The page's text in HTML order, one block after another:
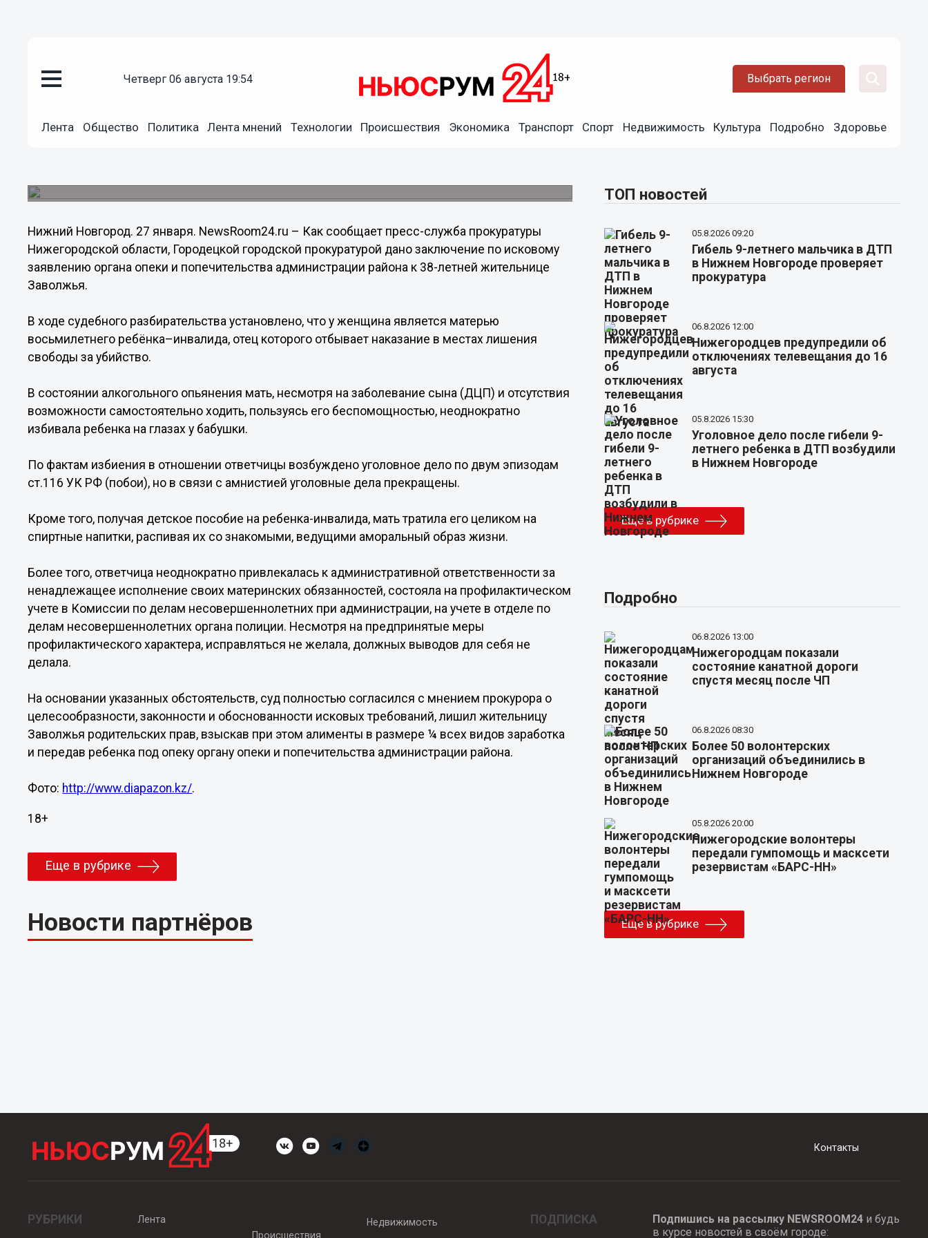
четверг 06 августа 19:54 Выбрать регион
Лента Общество Политика Лента мнений Технологии Происшествия Экономика Транспорт Спорт Недвижимость Культура Подробно Здоровье
Лишена прав нижегородка, неоднократно избивавшая
Нижний Новгород. 27 января. NewsRoom24.ru – Как сообщает пресс-служба прокуратуры
Нижегородской области, Городецкой городской прокуратурой дано заключение по исковому
заявлению органа опеки и попечительства администрации района к 38-летней жительнице
Заволжья.
В ходе судебного разбирательства установлено, что у женщина является матерью
восьмилетнего ребёнка–инвалида, отец которого отбывает наказание в местах лишения
свободы за убийство.
В состоянии алкогольного опьянения мать, несмотря на заболевание сына (ДЦП) и отсутствия
возможности самостоятельно ходить, пользуясь его беспомощностью, неоднократно
избивала ребенка на глазах у бабушки.
По фактам избиения в отношении ответчицы возбуждено уголовное дело по двум эпизодам
ст.116 УК РФ (побои), но в связи с амнистией уголовные дела прекращены.
Кроме того, получая детское пособие на ребенка-инвалида, мать тратила его целиком на
спиртные напитки, распивая их со знакомыми, ведущими аморальный образ жизни.
Более того, ответчица неоднократно привлекалась к административной ответственности за
ненадлежащее исполнение своих материнских обязанностей, состояла на профилактическом
учете в Комиссии по делам несовершеннолетних при администрации, на учете в отделе по
делам несовершеннолетних органа полиции. Несмотря на предпринятые меры
профилактического характера, исправляться не желала, должных выводов для себя не
делала.
На основании указанных обстоятельств, суд полностью согласился с мнением прокурора о
целесообразности, законности и обоснованности исковых требований, лишил жительницу
Заволжья родительских прав, взыскав при этом алименты в размере ¼ всех видов заработка
и передав ребенка под опеку органу опеки и попечительства администрации района.
Фото: http://www.diapazon.kz/.
18+
Еще в рубрике
Новости партнёров
ТОП новостей
05.8.2026 09:20
Гибель 9-летнего мальчика в ДТП
в Нижнем Новгороде проверяет
прокуратура
06.8.2026 12:00
Нижегородцев предупредили об
отключениях телевещания до 16
августа
05.8.2026 15:30
Уголовное дело после гибели 9-
летнего ребенка в ДТП возбудили
в Нижнем Новгороде
Еще в рубрике
Подробно
06.8.2026 13:00
Нижегородцам показали
состояние канатной дороги
спустя месяц после ЧП
06.8.2026 08:30
Более 50 волонтерских
организаций объединились в
Нижнем Новгороде
05.8.2026 20:00
Нижегородские волонтеры
передали гумпомощь и масксети
резервистам «БАРС-НН»
Еще в рубрике
Контакты
РУБРИКИ
Лента
Происшествия
Недвижимость ПОДПИСКА Подпишись на рассылку NEWSROOM24и будь
в курсе новостей в своём городе: